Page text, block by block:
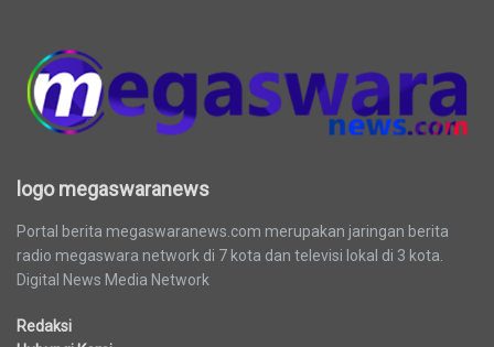
logo megaswaranews
Portal berita megaswaranews.com merupakan jaringan berita
radio megaswara network di 7 kota dan televisi lokal di 3 kota.
Digital News Media Network
Redaksi